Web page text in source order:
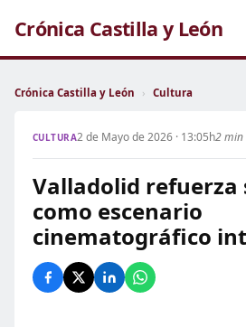
Crónica Castilla y León
Crónica Castilla y León › Cultura
CULTURA2 de Mayo de 2026 · 13:05h2 min
Valladolid refuerza
como escenario
cinematográfico